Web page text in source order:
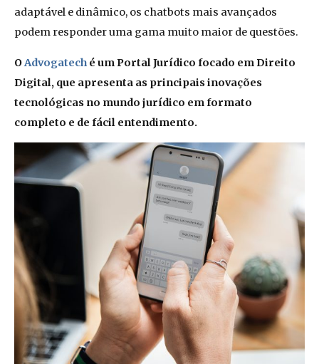
adaptável e dinâmico, os chatbots mais avançados
podem responder uma gama muito maior de questões.
OAdvogateché um Portal Jurídico focado em Direito
Digital, que apresenta as principais inovações
tecnológicas no mundo jurídico em formato
completo e de fácil entendimento.